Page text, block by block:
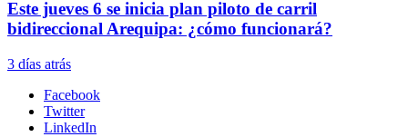
Este jueves 6 se inicia plan piloto de carril
bidireccional Arequipa: ¿cómo funcionará?
3 días atrás
Facebook
Twitter
LinkedIn